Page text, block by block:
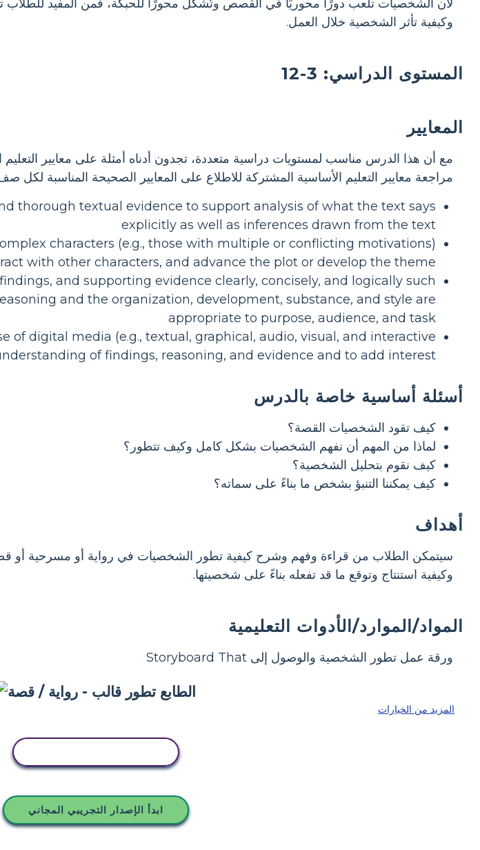
لأن الشخصيات تلعب دورًا محوريًا في القصص وتُشكّل محورًا للحبكة، فمن المفيد للطلاب
وكيفية تأثر الشخصية خلال العمل.
المستوى الدراسي: 3-12
المعايير
مع أن هذا الدرس مناسب لمستويات دراسية متعددة، تجدون أدناه أمثلة على معايير
مراجعة معايير التعليم الأساسية المشتركة للاطلاع على المعايير الصحيحة المناسبة لكل
thorough textual evidence to support analysis of what the text says
explicitly as well as inferences drawn from the text
characters (e.g., those with multiple or conflicting motivations)
with other characters, and advance the plot or develop the theme
and supporting evidence clearly, concisely, and logically such
and the organization, development, substance, and style are
appropriate to purpose, audience, and task
of digital media (e.g., textual, graphical, audio, visual, and interactive
of findings, reasoning, and evidence and to add interest
أسئلة أساسية خاصة بالدرس
كيف تقود الشخصيات القصة؟
لماذا من المهم أن نفهم الشخصيات بشكل كامل وكيف تتطور؟
كيف نقوم بتحليل الشخصية؟
كيف يمكننا التنبؤ بشخص ما بناءً على سماته؟
أهداف
سيتمكن الطلاب من قراءة وفهم وشرح كيفية تطور الشخصيات في رواية أو مسرحية أو
وكيفية استنتاج وتوقع ما قد تفعله بناءً على شخصيتها.
المواد/الموارد/الأدوات التعليمية
ورقة عمل تطور الشخصية والوصول إلى Storyboard That
المزيد من الخيارات
ابدأ الإصدار التجريبي المجاني